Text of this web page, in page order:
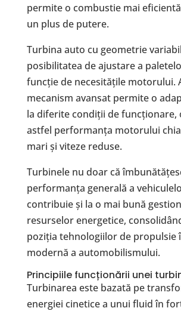
permite o combustie mai
un plus de putere.
Turbina auto cu geometrie
posibilitatea de ajustare a
funcție de necesitățile motorului.
mecanism avansat permite o
la diferite condiții de funcționare,
astfel performanța motorului
mari și viteze reduse.
Turbinele nu doar că
performanța generală a
contribuie și la o mai bună
resurselor energetice,
poziția tehnologiilor de propulsie
modernă a automobilismului.
Principiile funcționării unei
Turbinarea este bazată pe
energiei cinetice a unui fluid în